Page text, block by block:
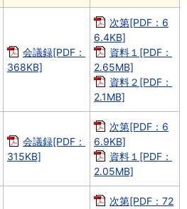
会議録[PDF：
368KB]
次第[PDF：6
6.4KB]
資料１[PDF：
2.65MB]
資料２[PDF：
2.1MB]
会議録[PDF：
315KB]
次第[PDF：6
6.9KB]
資料１[PDF：
2.05MB]
次第[PDF：72